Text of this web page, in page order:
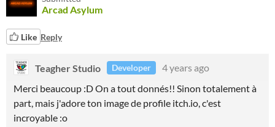
Arcad Asylum
Like Reply
Teagher Studio Developer
4 years ago
Merci beaucoup :D On a tout donnés!! Sinon totalement à
part, mais j'adore ton image de profile itch.io, c'est
incroyable :o